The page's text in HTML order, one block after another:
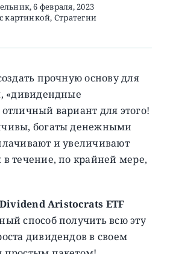
6 февраля, 2023
картинкой, Стратегии
прочную основу для
«дивидендные
вариант для этого!
богаты денежными
и увеличивают
течение, по крайней мере,
Aristocrats ETF
способ получить всю эту
дивидендов в своем